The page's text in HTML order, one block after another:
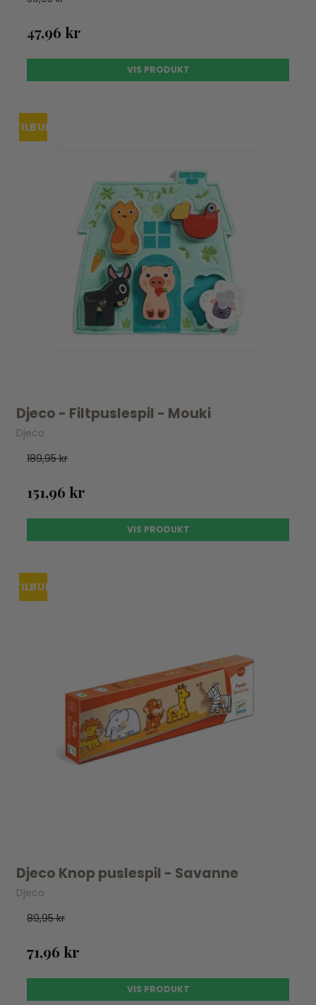
47,96 kr
VIS PRODUKT
TILBUD
Djeco - Filtpuslespil - Mouki
Djeco
189,95 kr
151,96 kr
VIS PRODUKT
TILBUD
Djeco Knop puslespil - Savanne
Djeco
89,95 kr
71,96 kr
VIS PRODUKT